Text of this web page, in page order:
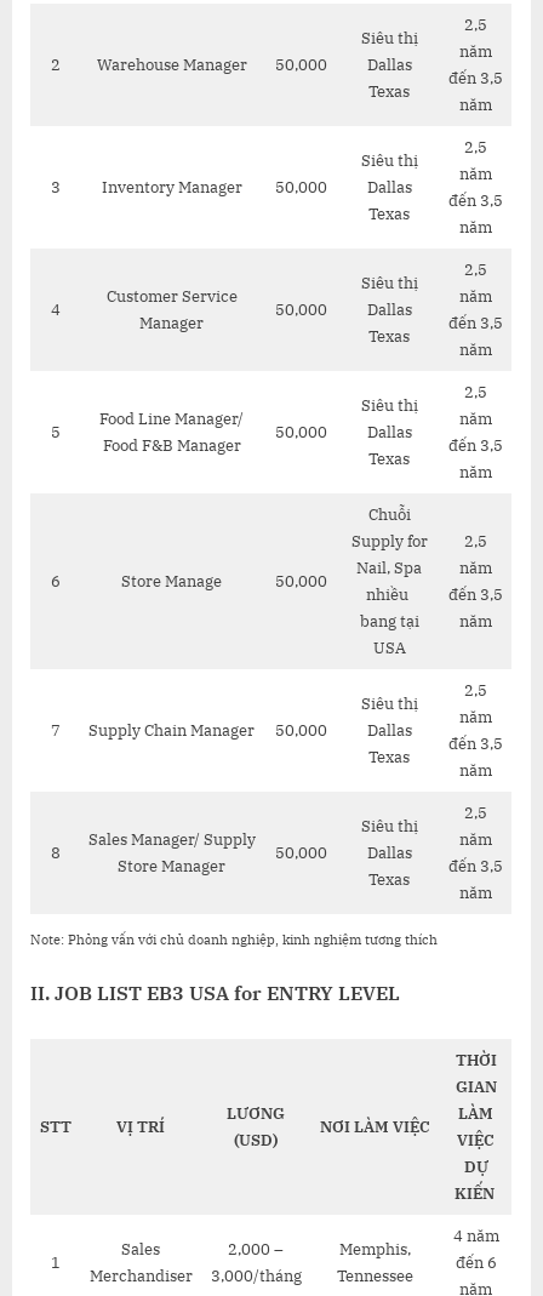
2 Warehouse Manager 50,000
Siêu thị
Dallas
Texas
2,5
năm
đến 3,5
năm
3 Inventory Manager 50,000
Siêu thị
Dallas
Texas
2,5
năm
đến 3,5
năm
4
Customer Service
Manager
50,000
Siêu thị
Dallas
Texas
2,5
năm
đến 3,5
năm
5
Food Line Manager/
Food F&B Manager
50,000
Siêu thị
Dallas
Texas
2,5
năm
đến 3,5
năm
6 Store Manage 50,000
Chuỗi
Supply for
Nail, Spa
nhiều
bang tại
USA
2,5
năm
đến 3,5
năm
7 Supply Chain Manager 50,000
Siêu thị
Dallas
Texas
2,5
năm
đến 3,5
năm
8
Sales Manager/ Supply
Store Manager
50,000
Siêu thị
Dallas
Texas
2,5
năm
đến 3,5
năm
Note: Phỏng vấn với chủ doanh nghiệp, kinh nghiệm tương thích
II. JOB LIST EB3 USA for ENTRY LEVEL
STT VỊ TRÍ
LƯƠNG
(USD)
NƠI LÀM VIỆC
THỜI
GIAN
LÀM
VIỆC
DỰ
KIẾN
1
Sales
Merchandiser
2,000 –
3,000/tháng
Memphis,
Tennessee
4 năm
đến 6
năm